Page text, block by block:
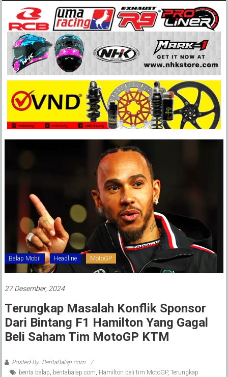
Balap Mobil Headline MotoGP
27 Desember, 2024
Terungkap Masalah Konflik Sponsor
Dari Bintang F1 Hamilton Yang Gagal
Beli Saham Tim MotoGP KTM
Posted By: BeritaBalap.com
berita balap beritabalap.com Hamilton beli tim MotoGP, Terungkap